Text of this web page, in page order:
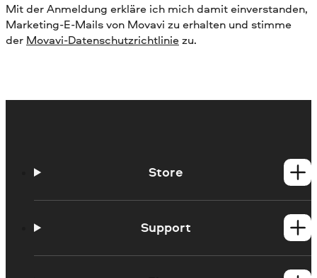
Mit der Anmeldung erkläre ich mich damit einverstanden,
Marketing-E-Mails von Movavi zu erhalten und stimme
der Movavi-Datenschutzrichtliniezu.
Store
Mac-Produkte
Support